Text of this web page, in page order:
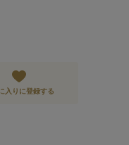
入りに登録する